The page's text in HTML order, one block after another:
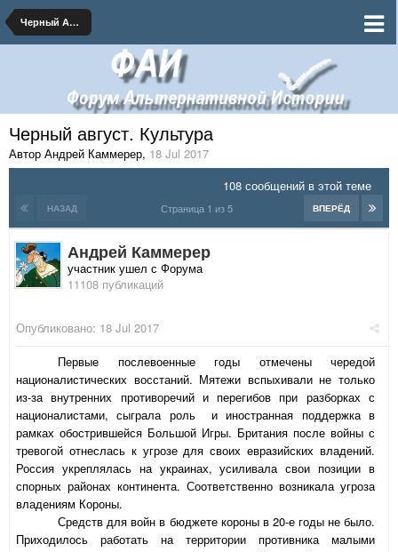
Черный Август 1917
Черный август. Культура
Автор Андрей Каммерер, 18 Jul 2017
108 сообщений в этой теме
НАЗАД ВПЕРЁД
Страница 1 из 5
Андрей Каммерер
участник ушел с Форума
11108 публикаций
Опубликовано: 18 Jul 2017
Первые послевоенные годы отмечены чередой
националистических восстаний. Мятежи вспыхивали не только
из-за внутренних противоречий и перегибов при разборках с
националистами, сыграла роль и иностранная поддержка в
рамках обострившейся Большой Игры. Британия после войны с
тревогой отнеслась к угрозе для своих евразийских владений.
Россия укреплялась на украинах, усиливала свои позиции в
спорных районах континента. Соответственно возникала угроза
владениям Короны.
Средств для войн в бюджете короны в 20-е годы не было.
Приходилось работать на территории противника малыми